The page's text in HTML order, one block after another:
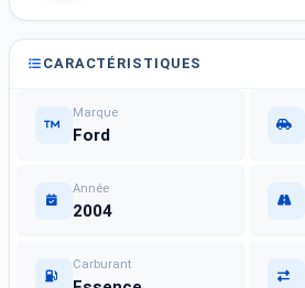
CARACTÉRISTIQUES
Marque
Ford
Année
2004
Carburant